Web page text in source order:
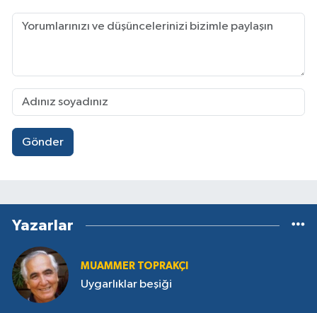
Gönder
Yazarlar
MUAMMER TOPRAKÇI
Uygarlıklar beşiği